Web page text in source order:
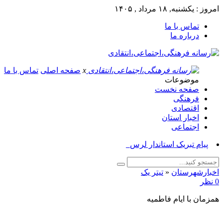
امروز : یکشنبه, ۱۸ مرداد , ۱۴۰۵
تماس با ما
درباره ما
x صفحه اصلی تماس با ما
موضوعات
صفحه نخست
فرهنگی
اقتصادی
اخبار استان
اجتماعی
پیام تبریک استاندار لرستان به_
اخبارشهرستان « تیتر یک
0 نظر
همزمان با ایام فاطمیه